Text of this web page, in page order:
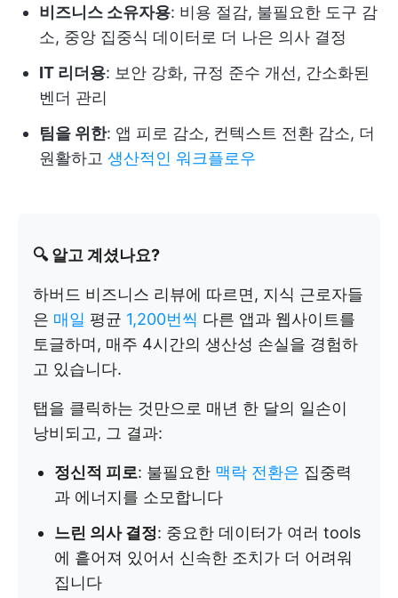
비즈니스 소유자용: 비용 절감, 불필요한 도구 감
소, 중앙 집중식 데이터로 더 나은 의사 결정
IT 리더용: 보안 강화, 규정 준수 개선, 간소화된
벤더 관리
팀을 위한: 앱 피로 감소, 컨텍스트 전환 감소, 더
원활하고 생산적인 워크플로우
🔍 알고 계셨나요?
하버드 비즈니스 리뷰에 따르면, 지식 근로자들
은 매일 평균 1,200번씩 다른 앱과 웹사이트를
토글하며, 매주 4시간의 생산성 손실을 경험하
고 있습니다.
탭을 클릭하는 것만으로 매년 한 달의 일손이
낭비되고, 그 결과:
정신적 피로: 불필요한 맥락 전환은 집중력
과 에너지를 소모합니다
느린 의사 결정: 중요한 데이터가 여러 tools
에 흩어져 있어서 신속한 조치가 더 어려워
집니다